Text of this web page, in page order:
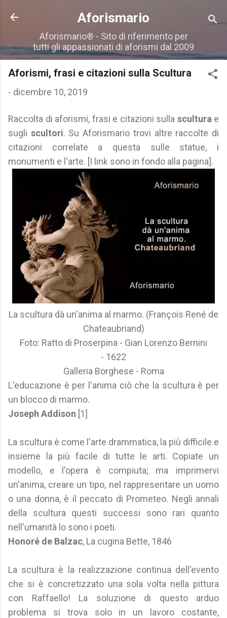
Passa ai contenuti principali
Aforismario
Aforismario® - Sito di riferimento per
tutti gli appassionati di aforismi dal 2009
Aforismi, frasi e citazioni sulla Scultura
- dicembre 10, 2019
Raccolta di aforismi, frasi e citazioni sulla scultura e
sugli scultori. Su Aforismario trovi altre raccolte di
citazioni correlate a questa sulle statue, i
monumenti e l'arte. [I link sono in fondo alla pagina].
La scultura dà un'anima al marmo. (François René de
Chateaubriand)
Foto: Ratto di Proserpina - Gian Lorenzo Bernini
- 1622
Galleria Borghese - Roma
L'educazione è per l'anima ciò che la scultura è per
un blocco di marmo.
Joseph Addison [1]
La scultura è come l'arte drammatica, la più difficile e
insieme la più facile di tutte le arti. Copiate un
modello, e l'opera è compiuta; ma imprimervi
un'anima, creare un tipo, nel rappresentare un uomo
o una donna, è il peccato di Prometeo. Negli annali
della scultura questi successi sono rari quanto
nell'umanità lo sono i poeti.
Honoré de Balzac, La cugina Bette, 1846
La scultura è la realizzazione continua dell'evento
che si è concretizzato una sola volta nella pittura
con Raffaello! La soluzione di questo arduo
problema si trova solo in un lavoro costante,